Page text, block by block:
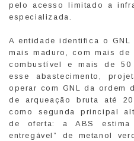
pelo acesso limitado a
especializada.
A entidade identifica o
mais maduro, com mais
combustível e mais de 50
esse abastecimento,
operar com GNL da ordem
de arqueação bruta até
como segunda principal
de oferta: a ABS estima
entregável” de metanol